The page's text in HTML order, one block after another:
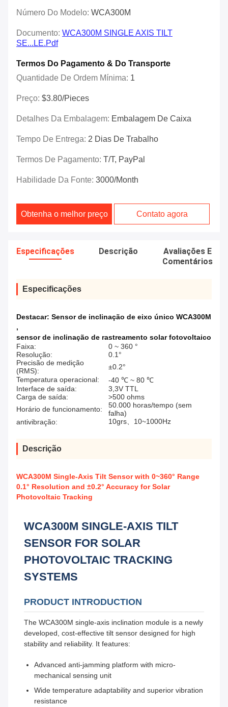
Número Do Modelo: WCA300M
Documento: WCA300M SINGLE AXIS TILT
SE...LE.pdf
Termos Do Pagamento & Do Transporte
Quantidade De Ordem Mínima: 1
Preço: $3.80/Pieces
Detalhes Da Embalagem: Embalagem De Caixa
Tempo De Entrega: 2 Dias De Trabalho
Termos De Pagamento: T/T, PayPal
Habilidade Da Fonte: 3000/month
Obtenha o melhor preço Contato agora
Especificações Descrição
Avaliações E
Comentários
Especificações
Destacar: Sensor de inclinação de eixo único WCA300M
,
sensor de inclinação de rastreamento solar fotovoltaico
Faixa:
0 ~ 360 °
Resolução:
0.1°
Precisão de medição
(RMS):
±0.2°
Temperatura operacional:
-40 ℃ ~ 80 ℃
Interface de saída:
3,3V TTL
Carga de saída:
>500 ohms
Horário de funcionamento:
50.000 horas/tempo (sem
falha)
antivibração:
10grs、10~1000Hz
Descrição
WCA300M Single-Axis Tilt Sensor with 0~360° Range
0.1° Resolution and ±0.2° Accuracy for Solar
Photovoltaic Tracking
WCA300M SINGLE-AXIS TILT
SENSOR FOR SOLAR
PHOTOVOLTAIC TRACKING
SYSTEMS
PRODUCT INTRODUCTION
The WCA300M single-axis inclination module is a newly
developed, cost-effective tilt sensor designed for high
stability and reliability. It features:
Advanced anti-jamming platform with micro-
mechanical sensing unit
Wide temperature adaptability and superior vibration
resistance